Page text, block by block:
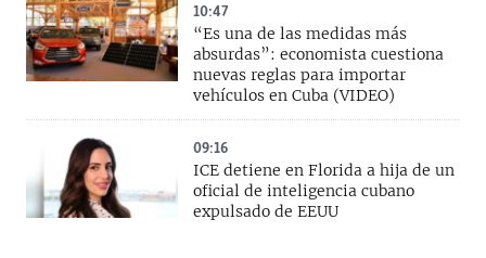
10:47
“Es una de las medidas más
absurdas”: economista cuestiona
nuevas reglas para importar
vehículos en Cuba (VIDEO)
09:16
ICE detiene en Florida a hija de un
oficial de inteligencia cubano
expulsado de EEUU